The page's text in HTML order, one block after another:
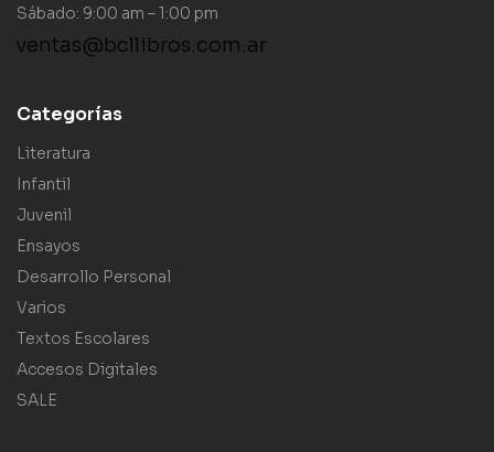
Sábado: 9:00 am – 1:00 pm
ventas@bcllibros.com.ar
Categorías
Literatura
Infantil
Juvenil
Ensayos
Desarrollo Personal
Varios
Textos Escolares
Accesos Digitales
SALE